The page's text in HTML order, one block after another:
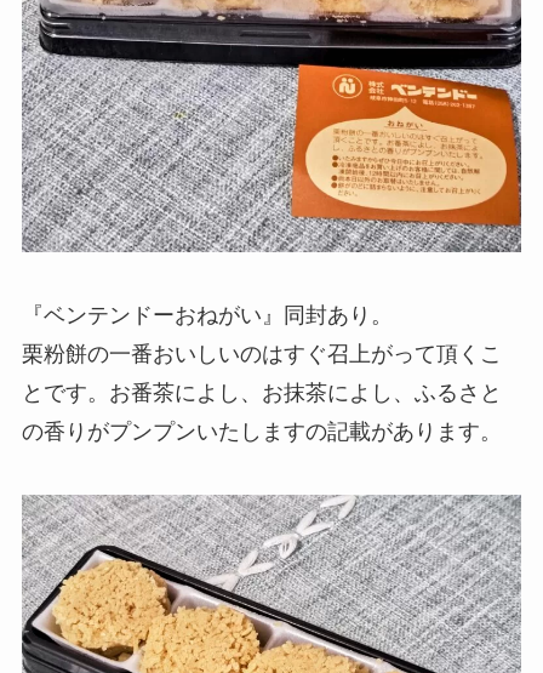
『ベンテンドーおねがい』同封あり。
栗粉餅の一番おいしいのはすぐ召上がって頂くこ
とです。お番茶によし、お抹茶によし、ふるさと
の香りがプンプンいたしますの記載があります。